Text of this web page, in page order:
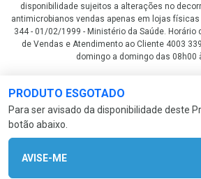
PRODUTO ESGOTADO
Para ser avisado da disponibilidade deste
botão abaixo.
AVISE-ME
disponibilidade sujeitos a alterações no
antimicrobianos vendas apenas em lojas físicas
344 - 01/02/1999 - Ministério da Saúde. Horário
de Vendas e Atendimento ao Cliente 4003
domingo a domingo das 08h00
LGPD Aceite os Cookies